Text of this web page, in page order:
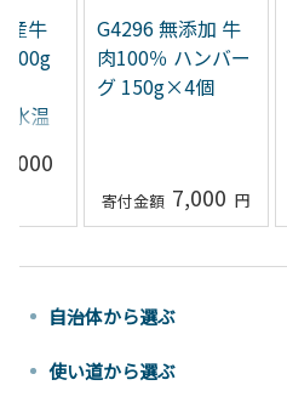
産牛
900g
氷温
G4296 無添加 牛
肉100％ ハンバー
グ 150g×4個
7,000
自治体から選ぶ
使い道から選ぶ